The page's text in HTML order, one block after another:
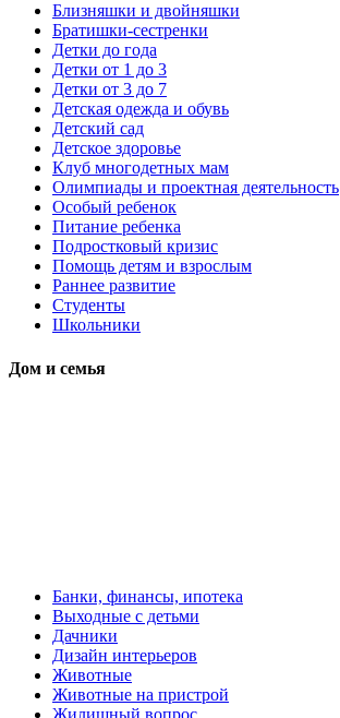
Близняшки и двойняшки
Братишки-сестренки
Детки до года
Детки от 1 до 3
Детки от 3 до 7
Детская одежда и обувь
Детский сад
Детское здоровье
Клуб многодетных мам
Олимпиады и проектная деятельность
Особый ребенок
Питание ребенка
Подростковый кризис
Помощь детям и взрослым
Раннее развитие
Студенты
Школьники
Дом и семья
Банки, финансы, ипотека
Выходные с детьми
Дачники
Дизайн интерьеров
Животные
Животные на пристрой
Жилищный вопрос